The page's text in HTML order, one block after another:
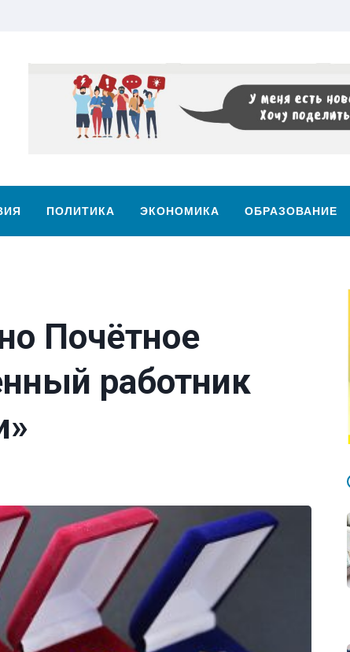
ПОЛИТИКА ЭКОНОМИКА ОБРАЗОВАНИЕ
Почётное
работник